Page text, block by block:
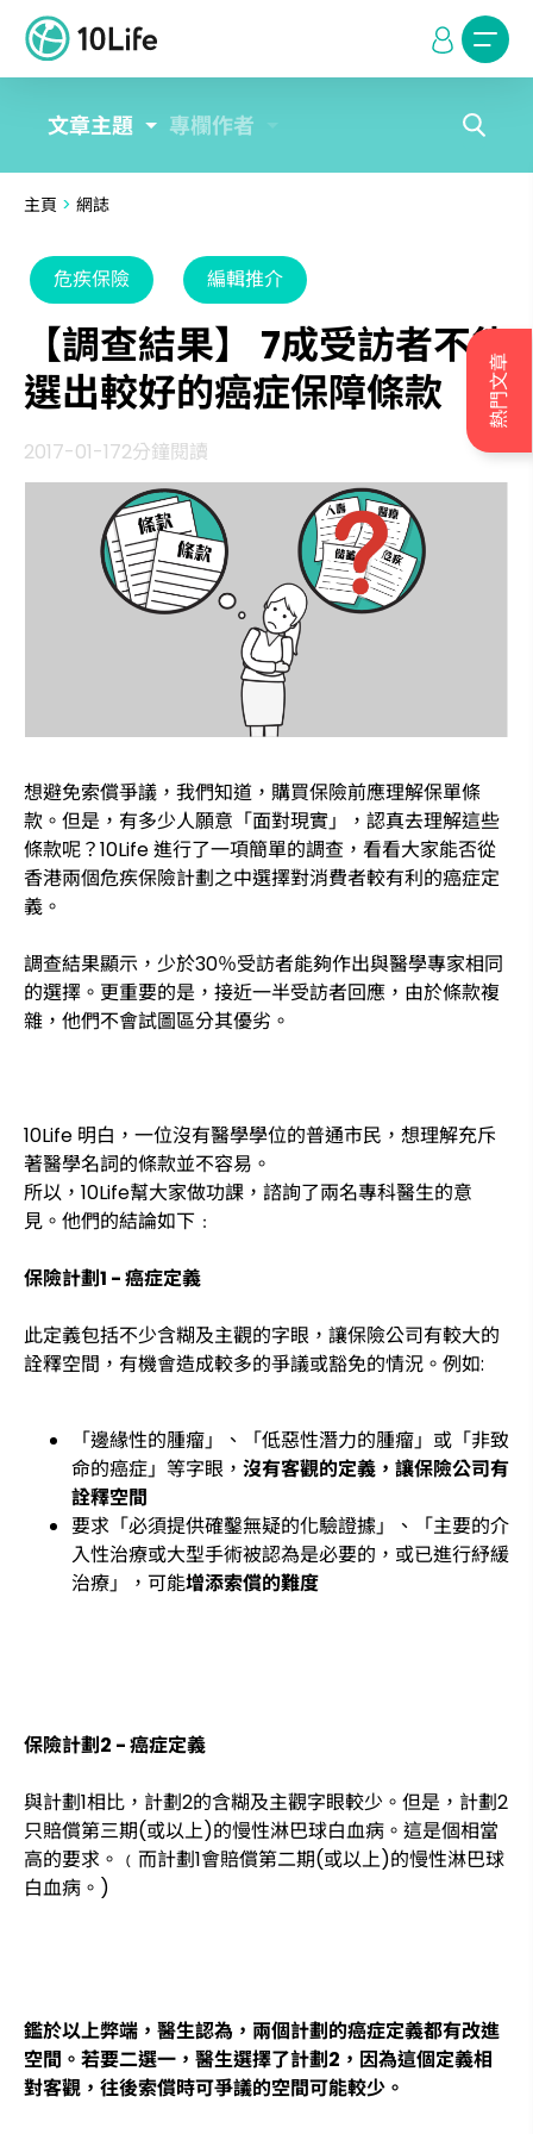
熱門文章
文章主題 專欄作者
主頁 > 網誌
危疾保險 編輯推介
【調查結果】 7成受訪者不能
選出較好的癌症保障條款
2017-01-172分鐘閱讀
想避免索償爭議，我們知道，購買保險前應理解保單條
款。但是，有多少人願意「面對現實」，認真去理解這些
條款呢？10Life 進行了一項簡單的調查，看看大家能否從
香港兩個危疾保險計劃之中選擇對消費者較有利的癌症定
義。
調查結果顯示，少於30％受訪者能夠作出與醫學專家相同
的選擇。更重要的是，接近一半受訪者回應，由於條款複
雜，他們不會試圖區分其優劣。
10Life 明白，一位沒有醫學學位的普通市民，想理解充斥
著醫學名詞的條款並不容易。
所以，10Life幫大家做功課，諮詢了兩名專科醫生的意
見。他們的結論如下﹕
保險計劃1 - 癌症定義
此定義包括不少含糊及主觀的字眼，讓保險公司有較大的
詮釋空間，有機會造成較多的爭議或豁免的情況。例如:
「邊緣性的腫瘤」、「低惡性潛力的腫瘤」或「非致
命的癌症」等字眼， 沒有客觀的定義，讓保險公司有
詮釋空間
要求「必須提供確鑿無疑的化驗證據」、「主要的介
入性治療或大型手術被認為是必要的，或已進行紓緩
治療」，可能增添索償的難度
保險計劃2 - 癌症定義
與計劃1相比，計劃2的含糊及主觀字眼較少。但是，計劃2
只賠償第三期(或以上)的慢性淋巴球白血病。這是個相當
高的要求。﹙而計劃1會賠償第二期(或以上)的慢性淋巴球
白血病。)
鑑於以上弊端，醫生認為，兩個計劃的癌症定義都有改進
空間。若要二選一，醫生選擇了計劃2，因為這個定義相
對客觀，往後索償時可爭議的空間可能較少。